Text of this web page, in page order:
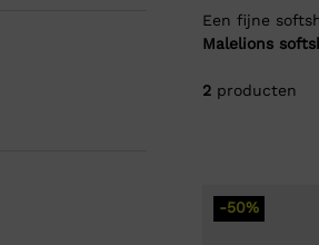
Een fijne
Malelions
2 producten
-50%